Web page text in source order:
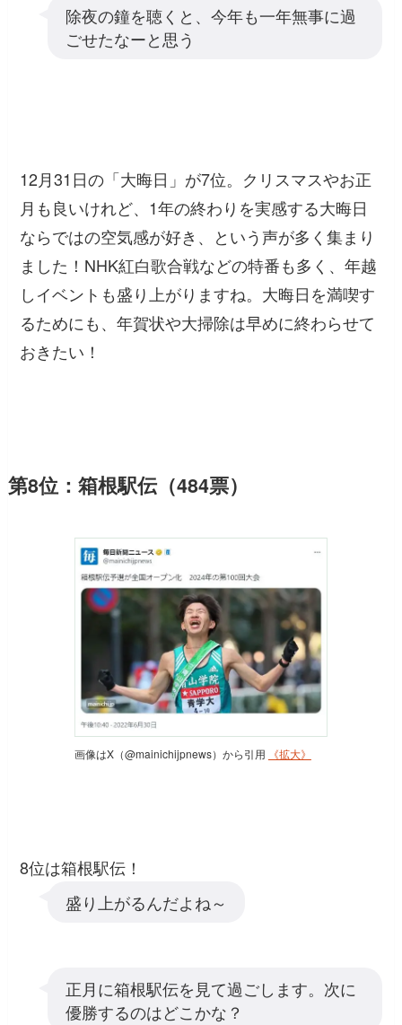
除夜の鐘を聴くと、今年も一年無事に過
ごせたなーと思う
12月31日の「大晦日」が7位。クリスマスやお正
月も良いけれど、1年の終わりを実感する大晦日
ならではの空気感が好き、という声が多く集まり
ました！NHK紅白歌合戦などの特番も多く、年越
しイベントも盛り上がりますね。大晦日を満喫す
るためにも、年賀状や大掃除は早めに終わらせて
おきたい！
第8位：箱根駅伝（484票）
画像はX（@mainichijpnews）から引用 《拡大》
8位は箱根駅伝！
盛り上がるんだよね～
正月に箱根駅伝を見て過ごします。次に
優勝するのはどこかな？